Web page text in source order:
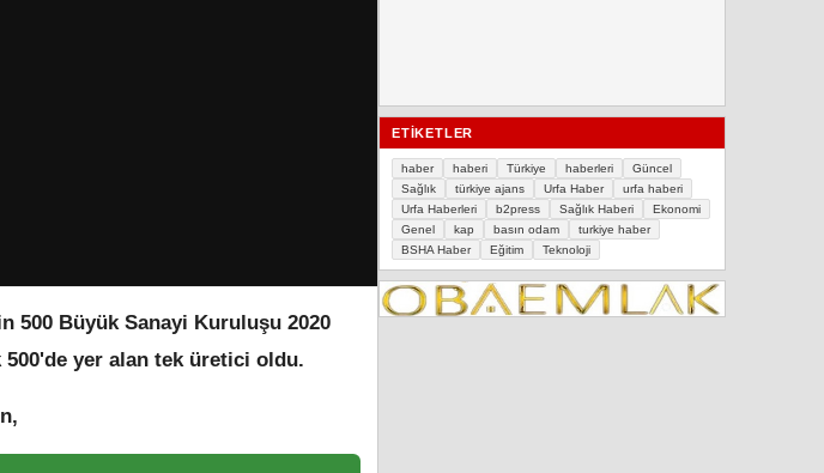
500 Büyük Sanayi Kuruluşu 2020
500'de yer alan tek üretici oldu.
ETIKETLER
haber haberi Türkiye haberleri
Güncel
Sağlık
türkiye ajans Urfa Haber
urfa haberi
Urfa Haberleri
b2press Sağlık Haberi
Ekonomi
Genel
kap basın odam
turkiye haber
BSHA Haber
Eğitim Teknoloji